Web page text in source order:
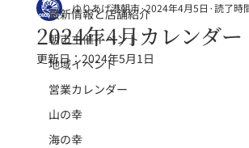
最新情報と店舗紹介
朝市主催イベント
地域イベント
営業カレンダー
山の幸
海の幸
2024年4月カレンダー
ゆりあげ港朝市 2024年4月5日 読了時
更新日：2024年5月1日